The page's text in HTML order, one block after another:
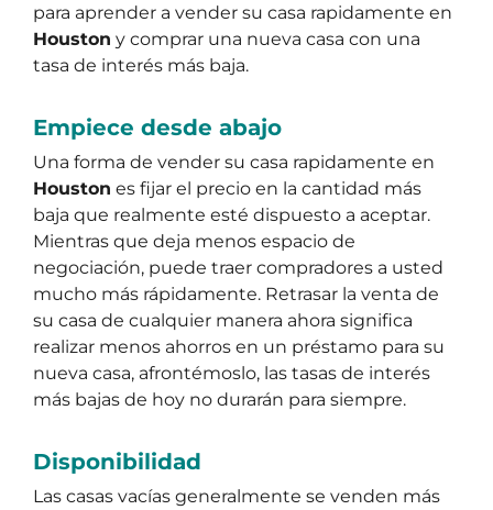
para aprender a vender su casa rapidamente en
Houston y comprar una nueva casa con una
tasa de interés más baja.
Empiece desde abajo
Una forma de vender su casa rapidamente en
Houston es fijar el precio en la cantidad más
baja que realmente esté dispuesto a aceptar.
Mientras que deja menos espacio de
negociación, puede traer compradores a usted
mucho más rápidamente. Retrasar la venta de
su casa de cualquier manera ahora significa
realizar menos ahorros en un préstamo para su
nueva casa, afrontémoslo, las tasas de interés
más bajas de hoy no durarán para siempre.
Disponibilidad
Las casas vacías generalmente se venden más